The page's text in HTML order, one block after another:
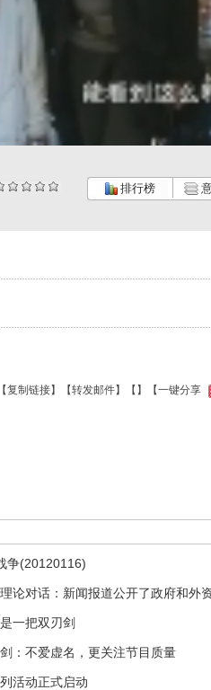
排行榜
复制链接】【转发邮件】【 】 【一键分享
争(20120116)
论对话：新闻报道公开了政府和外
一把双刃剑
：不爱虚名，更关注节目质量
活动正式启动